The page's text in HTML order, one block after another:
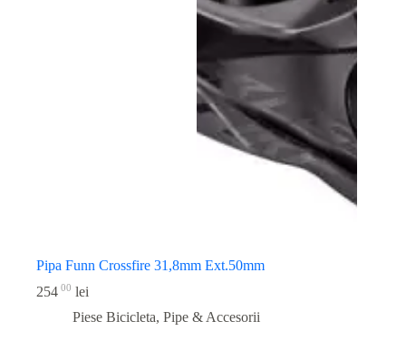
Pipa Funn Crossfire 31,8mm Ext.50mm
254 00 lei
Piese Bicicleta, Pipe & Accesorii